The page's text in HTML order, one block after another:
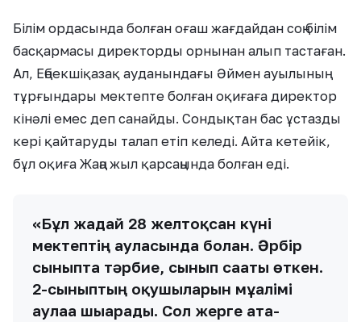
Білім ордасында болған оғаш жағдайдан соң білім
басқармасы директорды орнынан алып тастаған.
Ал, Еңбекшіқазақ ауданындағы Әймен ауылының
тұрғындары мектепте болған оқиғаға директор
кінәлі емес деп санайды. Сондықтан бас ұстазды
кері қайтаруды талап етіп келеді. Айта кетейік,
бұл оқиға Жаңа жыл қарсаңында болған еді.
«Бұл жағдай 28 желтоқсан күні
мектептің ауласында болған. Әрбір
сыныпта тәрбие, сынып сағаты өткен.
2-сыныптың оқушыларын мұғалімі
аулаға шығарады. Сол жерге ата-